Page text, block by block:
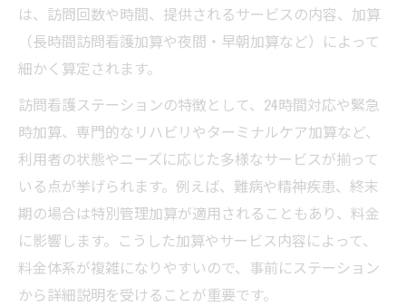
訪問看護ステーション選びの失敗を防ぐ方
法
訪問看護ステーションの料金表で確認した
い要素
訪問看護ステーションの対応時間と費用の
関係
料金早見表を活用した賢い費用シミュレーショ
ン術
訪問看護ステーションの料金表の見方を解
説
は、訪問回数や時間、提供されるサービスの内容、加算
（長時間訪問看護加算や夜間・早朝加算など）によって
細かく算定されます。
訪問看護ステーションの特徴として、24時間対応や緊急
時加算、専門的なリハビリやターミナルケア加算など、
利用者の状態やニーズに応じた多様なサービスが揃って
いる点が挙げられます。例えば、難病や精神疾患、終末
期の場合は特別管理加算が適用されることもあり、料金
に影響します。こうした加算やサービス内容によって、
料金体系が複雑になりやすいので、事前にステーション
から詳細説明を受けることが重要です。